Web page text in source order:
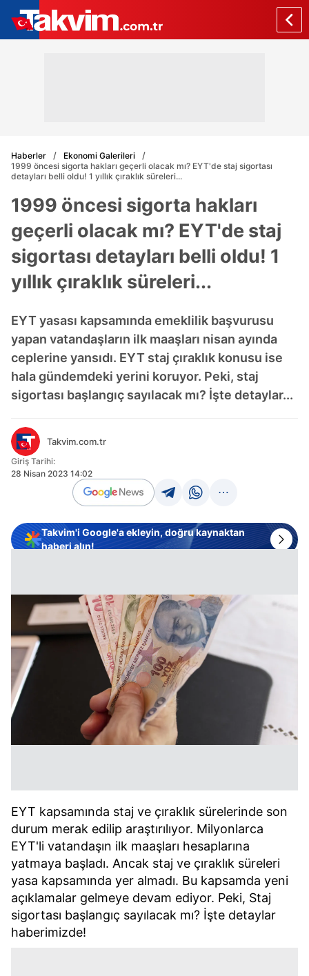
Haberler
Ekonomi Galerileri
1999 öncesi sigorta hakları geçerli olacak mı? EYT'de staj sigortası
detayları belli oldu! 1 yıllık çıraklık süreleri...
1999 öncesi sigorta hakları
geçerli olacak mı? EYT'de staj
sigortası detayları belli oldu! 1
yıllık çıraklık süreleri...
EYT yasası kapsamında emeklilik başvurusu
yapan vatandaşların ilk maaşları nisan ayında
ceplerine yansıdı. EYT staj çıraklık konusu ise
hala gündemdeki yerini koruyor. Peki, staj
sigortası başlangıç sayılacak mı? İşte detaylar...
Takvim.com.tr
Giriş Tarihi:
28 Nisan 2023 14:02
Takvim'i Google'a ekleyin, doğru kaynaktan
haberi alın!
EYT kapsamında staj ve çıraklık sürelerinde son
durum merak edilip araştırılıyor. Milyonlarca
EYT'li vatandaşın ilk maaşları hesaplarına
yatmaya başladı. Ancak staj ve çıraklık süreleri
yasa kapsamında yer almadı. Bu kapsamda yeni
açıklamalar gelmeye devam ediyor. Peki, Staj
sigortası başlangıç sayılacak mı? İşte detaylar
haberimizde!